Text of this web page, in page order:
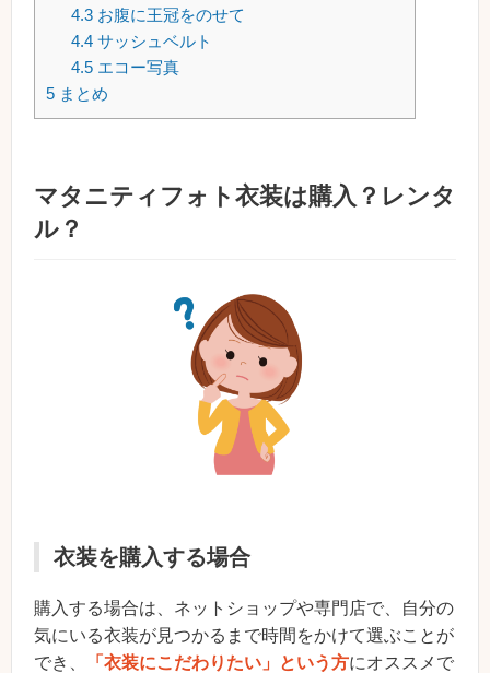
4.3お腹に王冠をのせて
4.4サッシュベルト
4.5エコー写真
5 まとめ
マタニティフォト衣装は購入？レンタ
ル？
衣装を購入する場合
購入する場合は、ネットショップや専門店で、自分の
気にいる衣装が見つかるまで時間をかけて選ぶことが
でき、
「衣装にこだわりたい」という方にオススメで